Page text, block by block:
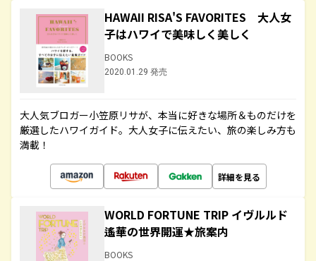
HAWAII RISA'S FAVORITES 大人女
子はハワイで美味しく美しく
BOOKS
2020.01.29 発売
大人気ブロガー小笠原リサが、本当に好きな場所＆ものだけを
厳選したハワイガイド。大人女子に伝えたい、旅の楽しみ方も
満載！
詳細を見る
WORLD FORTUNE TRIP イヴルルド
遙華の世界開運★旅案内
BOOKS